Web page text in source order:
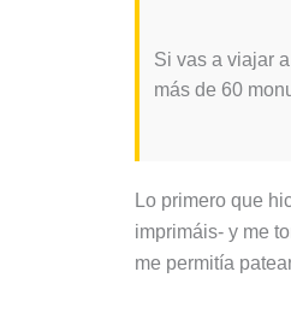
Si vas a viajar
más de 60
Lo primero que
imprimáis- y me
me permitía